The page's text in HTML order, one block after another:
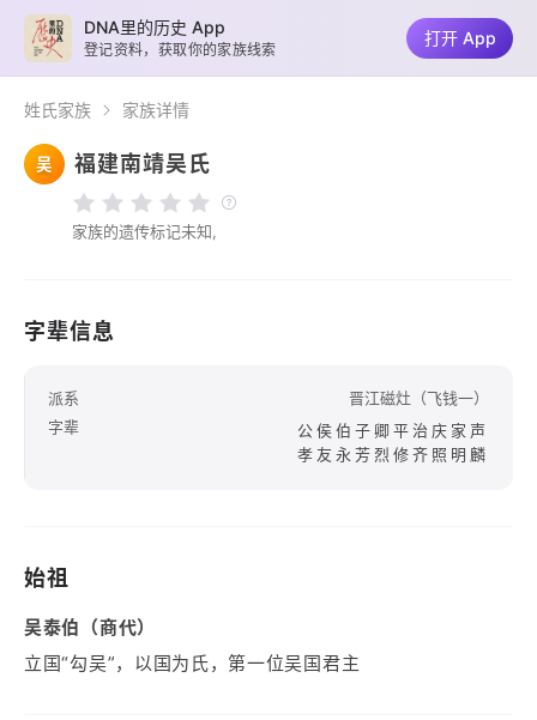
姓氏家族 家族详情
吴 福建南靖吴氏
家族的遗传标记未知,
字辈信息
派系
晋江磁灶（飞钱一）
字辈
公侯伯子卿平治庆家声
孝友永芳烈修齐照明麟
始祖
吴泰伯（商代）
立国“勾吴”，以国为氏，第一位吴国君主
DNA里的历史 App
登记资料，获取你的家族线索
打开 App